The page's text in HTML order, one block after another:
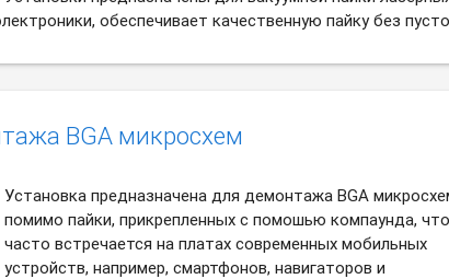
обеспечивает качественную пайку без
BGA микросхем
Установка предназначена для демонтажа BGA
помимо пайки, прикрепленных с помошью компаунда, что
часто встречается на платах современных мобильных
устройств, например, смартфонов, навигаторов и